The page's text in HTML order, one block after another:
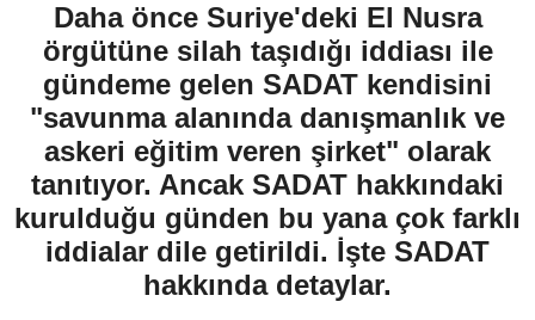
Daha önce Suriye'deki El Nusra
örgütüne silah taşıdığı iddiası ile
gündeme gelen SADAT kendisini
"savunma alanında danışmanlık ve
askeri eğitim veren şirket" olarak
tanıtıyor. Ancak SADAT hakkındaki
kurulduğu günden bu yana çok farklı
iddialar dile getirildi. İşte SADAT
hakkında detaylar.